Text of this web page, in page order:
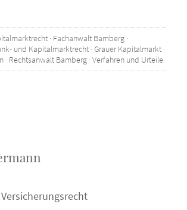
· Fachanwalt Bamberg ·
und Kapitalmarktrecht · Grauer Kapitalmarkt ·
· Rechtsanwalt Bamberg · Verfahren und Urteile